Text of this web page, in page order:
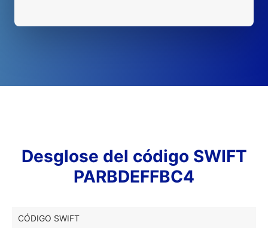
Desglose del código SWIFT
PARBDEFFBC4
CÓDIGO SWIFT